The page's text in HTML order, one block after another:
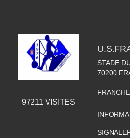
97211 VISITES
STADE
70200